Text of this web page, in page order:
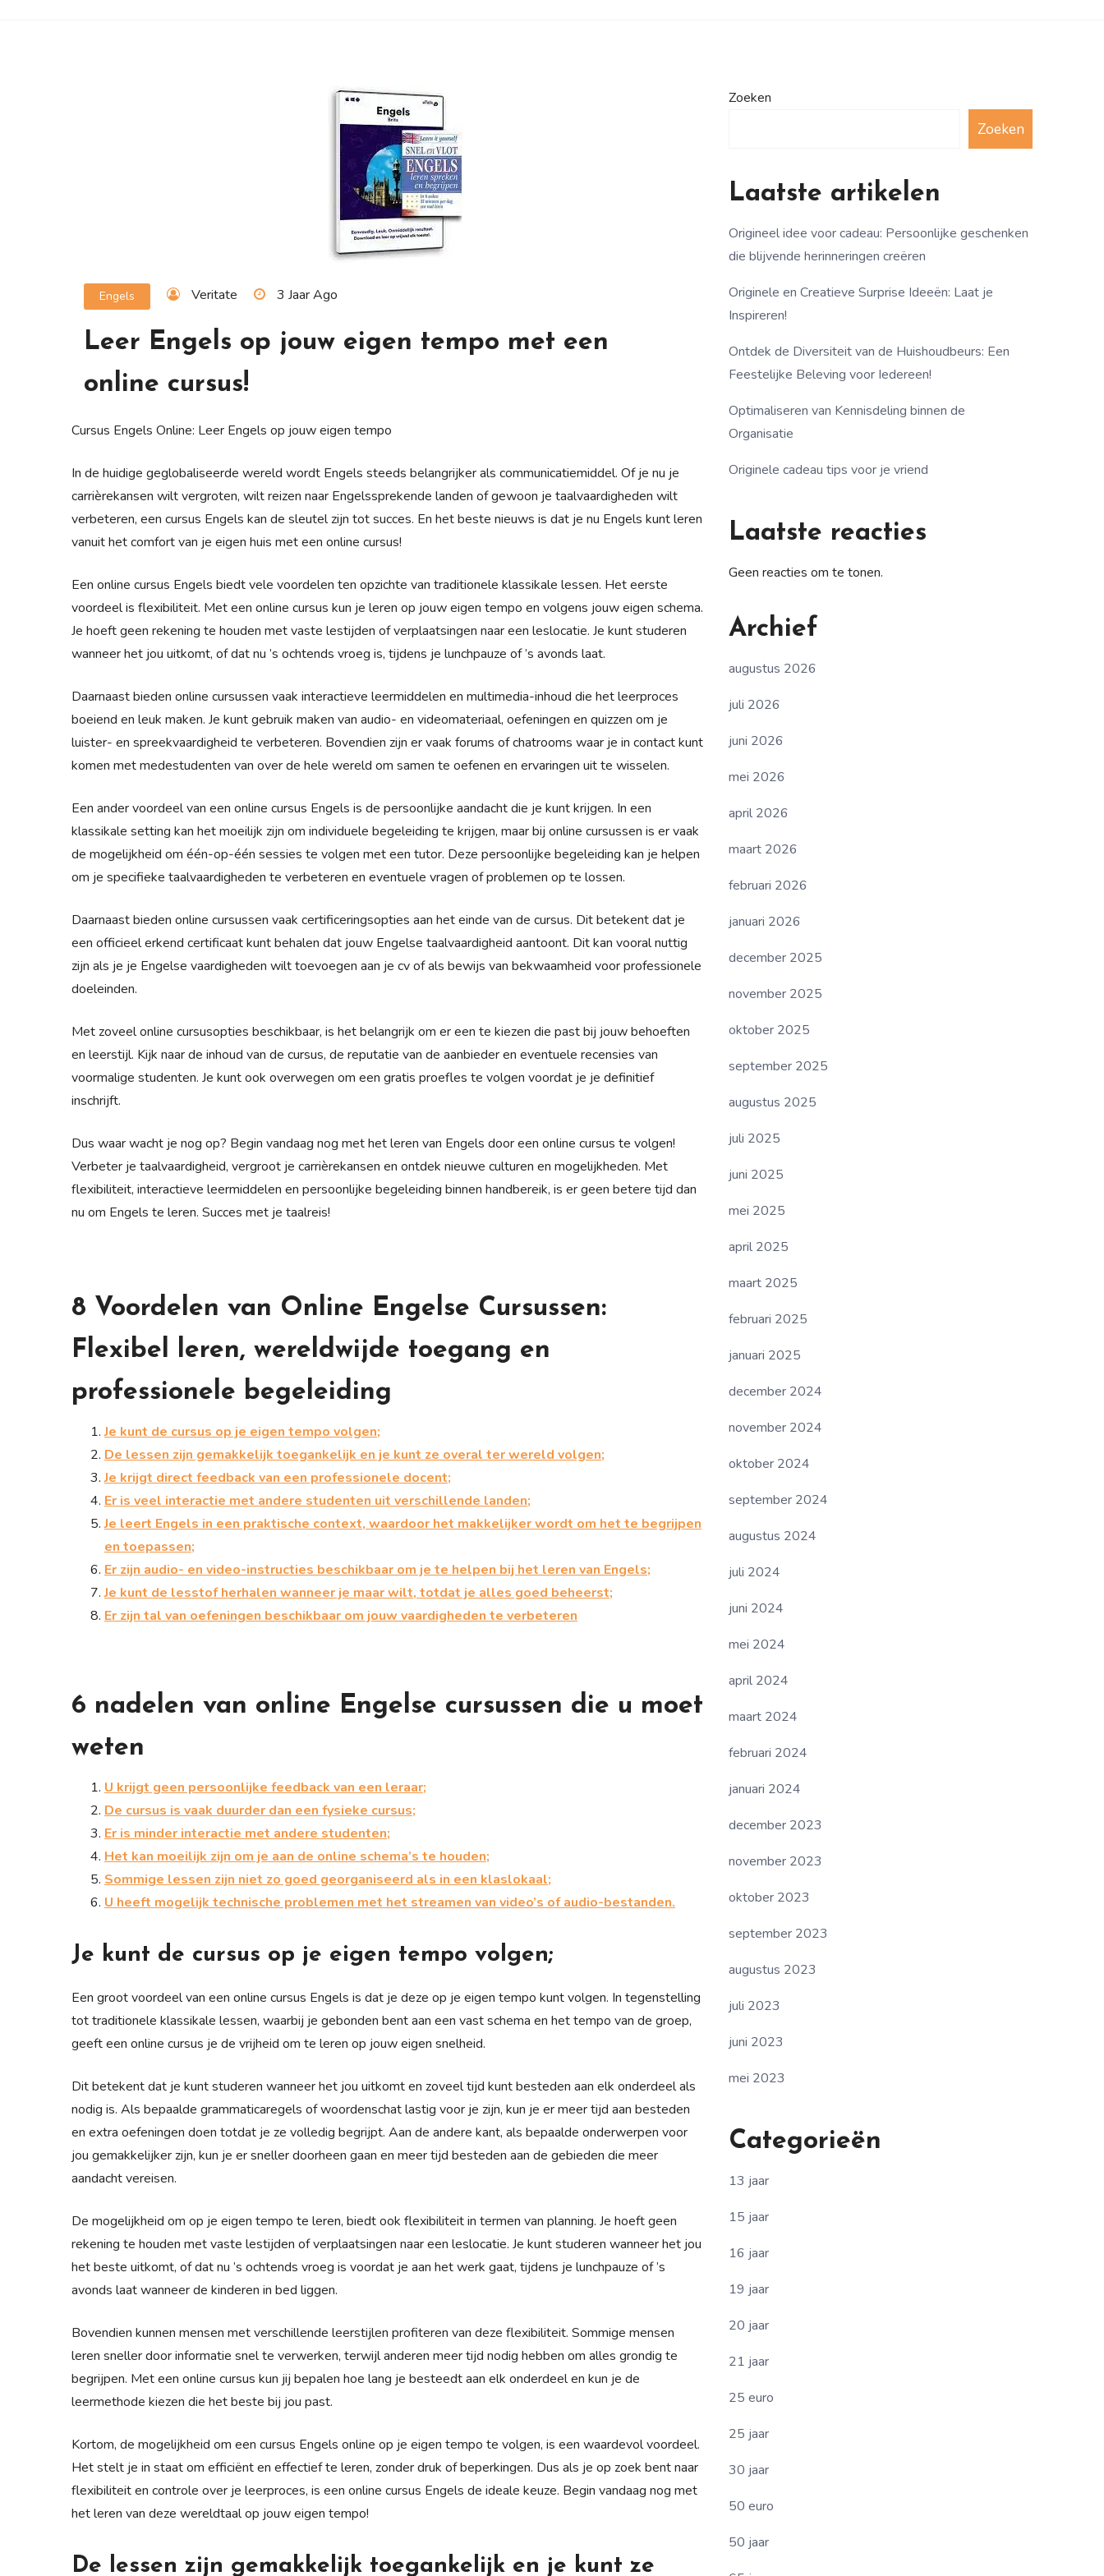
Engels Veritate 3 Jaar Ago
Leer Engels op jouw eigen tempo met een
online cursus!
Cursus Engels Online: Leer Engels op jouw eigen tempo
In de huidige geglobaliseerde wereld wordt Engels steeds belangrijker als communicatiemiddel. Of je nu je
carrièrekansen wilt vergroten, wilt reizen naar Engelssprekende landen of gewoon je taalvaardigheden wilt
verbeteren, een cursus Engels kan de sleutel zijn tot succes. En het beste nieuws is dat je nu Engels kunt leren
vanuit het comfort van je eigen huis met een online cursus!
Een online cursus Engels biedt vele voordelen ten opzichte van traditionele klassikale lessen. Het eerste
voordeel is flexibiliteit. Met een online cursus kun je leren op jouw eigen tempo en volgens jouw eigen schema.
Je hoeft geen rekening te houden met vaste lestijden of verplaatsingen naar een leslocatie. Je kunt studeren
wanneer het jou uitkomt, of dat nu ’s ochtends vroeg is, tijdens je lunchpauze of ’s avonds laat.
Daarnaast bieden online cursussen vaak interactieve leermiddelen en multimedia-inhoud die het leerproces
boeiend en leuk maken. Je kunt gebruik maken van audio- en videomateriaal, oefeningen en quizzen om je
luister- en spreekvaardigheid te verbeteren. Bovendien zijn er vaak forums of chatrooms waar je in contact kunt
komen met medestudenten van over de hele wereld om samen te oefenen en ervaringen uit te wisselen.
Een ander voordeel van een online cursus Engels is de persoonlijke aandacht die je kunt krijgen. In een
klassikale setting kan het moeilijk zijn om individuele begeleiding te krijgen, maar bij online cursussen is er vaak
de mogelijkheid om één-op-één sessies te volgen met een tutor. Deze persoonlijke begeleiding kan je helpen
om je specifieke taalvaardigheden te verbeteren en eventuele vragen of problemen op te lossen.
Daarnaast bieden online cursussen vaak certificeringsopties aan het einde van de cursus. Dit betekent dat je
een officieel erkend certificaat kunt behalen dat jouw Engelse taalvaardigheid aantoont. Dit kan vooral nuttig
zijn als je je Engelse vaardigheden wilt toevoegen aan je cv of als bewijs van bekwaamheid voor professionele
doeleinden.
Met zoveel online cursusopties beschikbaar, is het belangrijk om er een te kiezen die past bij jouw behoeften
en leerstijl. Kijk naar de inhoud van de cursus, de reputatie van de aanbieder en eventuele recensies van
voormalige studenten. Je kunt ook overwegen om een gratis proefles te volgen voordat je je definitief
inschrijft.
Dus waar wacht je nog op? Begin vandaag nog met het leren van Engels door een online cursus te volgen!
Verbeter je taalvaardigheid, vergroot je carrièrekansen en ontdek nieuwe culturen en mogelijkheden. Met
flexibiliteit, interactieve leermiddelen en persoonlijke begeleiding binnen handbereik, is er geen betere tijd dan
nu om Engels te leren. Succes met je taalreis!
8 Voordelen van Online Engelse Cursussen:
Flexibel leren, wereldwijde toegang en
professionele begeleiding
Je kunt de cursus op je eigen tempo volgen;
De lessen zijn gemakkelijk toegankelijk en je kunt ze overal ter wereld volgen;
Je krijgt direct feedback van een professionele docent;
Er is veel interactie met andere studenten uit verschillende landen;
Je leert Engels in een praktische context, waardoor het makkelijker wordt om het te begrijpen
en toepassen;
Er zijn audio- en video-instructies beschikbaar om je te helpen bij het leren van Engels;
Je kunt de lesstof herhalen wanneer je maar wilt, totdat je alles goed beheerst;
Er zijn tal van oefeningen beschikbaar om jouw vaardigheden te verbeteren
6 nadelen van online Engelse cursussen die u moet
weten
U krijgt geen persoonlijke feedback van een leraar;
De cursus is vaak duurder dan een fysieke cursus;
Er is minder interactie met andere studenten;
Het kan moeilijk zijn om je aan de online schema’s te houden;
Sommige lessen zijn niet zo goed georganiseerd als in een klaslokaal;
U heeft mogelijk technische problemen met het streamen van video’s of audio-bestanden.
Je kunt de cursus op je eigen tempo volgen;
Een groot voordeel van een online cursus Engels is dat je deze op je eigen tempo kunt volgen. In tegenstelling
tot traditionele klassikale lessen, waarbij je gebonden bent aan een vast schema en het tempo van de groep,
geeft een online cursus je de vrijheid om te leren op jouw eigen snelheid.
Dit betekent dat je kunt studeren wanneer het jou uitkomt en zoveel tijd kunt besteden aan elk onderdeel als
nodig is. Als bepaalde grammaticaregels of woordenschat lastig voor je zijn, kun je er meer tijd aan besteden
en extra oefeningen doen totdat je ze volledig begrijpt. Aan de andere kant, als bepaalde onderwerpen voor
jou gemakkelijker zijn, kun je er sneller doorheen gaan en meer tijd besteden aan de gebieden die meer
aandacht vereisen.
De mogelijkheid om op je eigen tempo te leren, biedt ook flexibiliteit in termen van planning. Je hoeft geen
rekening te houden met vaste lestijden of verplaatsingen naar een leslocatie. Je kunt studeren wanneer het jou
het beste uitkomt, of dat nu ’s ochtends vroeg is voordat je aan het werk gaat, tijdens je lunchpauze of ’s
avonds laat wanneer de kinderen in bed liggen.
Bovendien kunnen mensen met verschillende leerstijlen profiteren van deze flexibiliteit. Sommige mensen
leren sneller door informatie snel te verwerken, terwijl anderen meer tijd nodig hebben om alles grondig te
begrijpen. Met een online cursus kun jij bepalen hoe lang je besteedt aan elk onderdeel en kun je de
leermethode kiezen die het beste bij jou past.
Kortom, de mogelijkheid om een cursus Engels online op je eigen tempo te volgen, is een waardevol voordeel.
Het stelt je in staat om efficiënt en effectief te leren, zonder druk of beperkingen. Dus als je op zoek bent naar
flexibiliteit en controle over je leerproces, is een online cursus Engels de ideale keuze. Begin vandaag nog met
het leren van deze wereldtaal op jouw eigen tempo!
De lessen zijn gemakkelijk toegankelijk en je kunt ze
Zoeken
Zoeken
Laatste artikelen
Origineel idee voor cadeau: Persoonlijke geschenken
die blijvende herinneringen creëren
Originele en Creatieve Surprise Ideeën: Laat je
Inspireren!
Ontdek de Diversiteit van de Huishoudbeurs: Een
Feestelijke Beleving voor Iedereen!
Optimaliseren van Kennisdeling binnen de
Organisatie
Originele cadeau tips voor je vriend
Laatste reacties
Geen reacties om te tonen.
Archief
augustus 2026
juli 2026
juni 2026
mei 2026
april 2026
maart 2026
februari 2026
januari 2026
december 2025
november 2025
oktober 2025
september 2025
augustus 2025
juli 2025
juni 2025
mei 2025
april 2025
maart 2025
februari 2025
januari 2025
december 2024
november 2024
oktober 2024
september 2024
augustus 2024
juli 2024
juni 2024
mei 2024
april 2024
maart 2024
februari 2024
januari 2024
december 2023
november 2023
oktober 2023
september 2023
augustus 2023
juli 2023
juni 2023
mei 2023
Categorieën
13 jaar
15 jaar
16 jaar
19 jaar
20 jaar
21 jaar
25 euro
25 jaar
30 jaar
50 euro
50 jaar